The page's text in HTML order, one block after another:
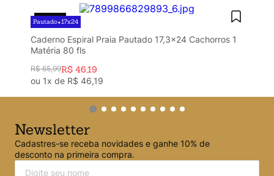
30%OFF
Pautado•17x24
Caderno Espiral Praia Pautado 17,3x24 Cachorros 1
Matéria 80 fls
R$ 65,99R$ 46,19
ou 1x de R$ 46,19
Newsletter
Cadastres-se receba novidades e ganhe 10% de
desconto na primeira compra.